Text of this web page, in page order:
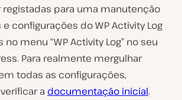
registadas para uma manutenção
e configurações do WP Activity Log
menu “WP Activity Log” no seu
Para realmente mergulhar
todas as configurações,
a documentação inicial.